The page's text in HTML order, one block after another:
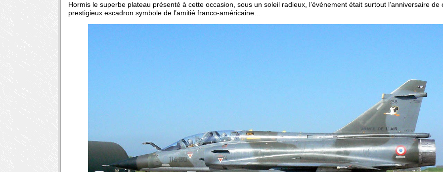
Hormis le superbe plateau présenté à cette occasion, sous un soleil radieux, l’événement était surtout l’anniversaire de
prestigieux escadron symbole de l’amitié franco-américaine…